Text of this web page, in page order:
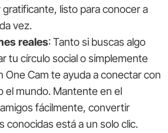
gratificante, listo para conocer a
vez.
reales: Tanto si buscas algo
tu círculo social o simplemente
One Cam te ayuda a conectar con
el mundo. Mantente en el
fácilmente, convertir
conocidas está a un solo clic.